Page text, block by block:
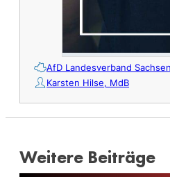
AfD Landesverband Sachsen
Karsten Hilse, MdB
Weitere Beiträge